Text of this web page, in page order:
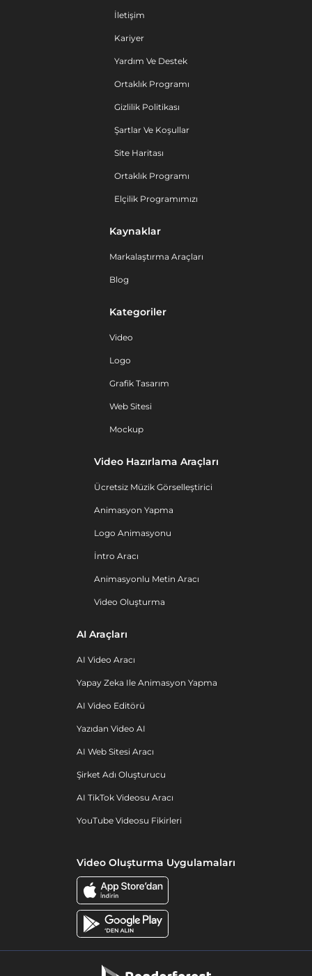
İletişim
Kariyer
Yardım Ve Destek
Ortaklık Programı
Gizlilik Politikası
Şartlar Ve Koşullar
Site Haritası
Ortaklık Programı
Elçilik Programımızı
Kaynaklar
Markalaştırma Araçları
Blog
Kategoriler
Video
Logo
Grafik Tasarım
Web Sitesi
Mockup
Video Hazırlama Araçları
Ücretsiz Müzik Görselleştirici
Animasyon Yapma
Logo Animasyonu
İntro Aracı
Animasyonlu Metin Aracı
Video Oluşturma
AI Araçları
AI Video Aracı
Yapay Zeka Ile Animasyon Yapma
AI Video Editörü
Yazıdan Video AI
AI Web Sitesi Aracı
Şirket Adı Oluşturucu
AI TikTok Videosu Aracı
YouTube Videosu Fikirleri
Video Oluşturma Uygulamaları